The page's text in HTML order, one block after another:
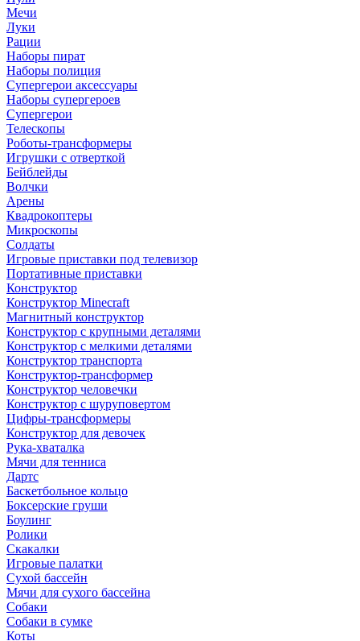
Мечи
Луки
Рации
Наборы пират
Наборы полиция
Супергерои аксессуары
Наборы супергероев
Супергерои
Телескопы
Роботы-трансформеры
Игрушки с отверткой
Бейблейды
Волчки
Арены
Квадрокоптеры
Микроскопы
Солдаты
Игровые приставки под телевизор
Портативные приставки
Конструктор
Конструктор Minecraft
Магнитный конструктор
Конструктор с крупными деталями
Конструктор с мелкими деталями
Конструктор транспорта
Конструктор-трансформер
Конструктор человечки
Конструктор с шуруповертом
Цифры-трансформеры
Конструктор для девочек
Рука-хваталка
Мячи для тенниса
Дартс
Баскетбольное кольцо
Боксерские груши
Боулинг
Ролики
Скакалки
Игровые палатки
Сухой бассейн
Мячи для сухого бассейна
Собаки
Собаки в сумке
Коты